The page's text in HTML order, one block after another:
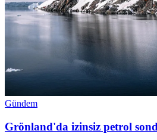
Gündem
Grönland'da izinsiz petrol